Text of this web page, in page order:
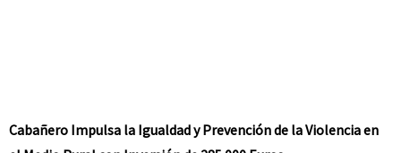
Cabañero Impulsa la Igualdad y Prevención de la Violencia en